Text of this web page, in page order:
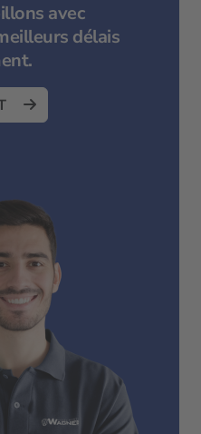
avec
délais